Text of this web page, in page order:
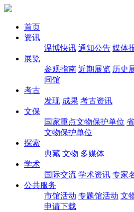
首页
资讯
温博快讯 通知公告 媒体
展览
参观指南 近期展览 历史
间馆
考古
发现 成果 考古资讯
文保
国家重点文物保护单位
文物保护单位
探索
典藏 文物 多媒体
学术
国际交流 学术资讯 专家
公共服务
市馆活动 专题馆活动 文
申请下载